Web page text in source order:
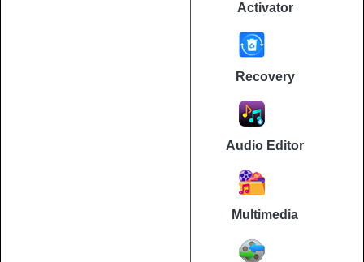
Activator
Recovery
Audio Editor
Multimedia